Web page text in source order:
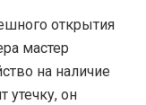
открытия
мастер
на наличие
утечку, он